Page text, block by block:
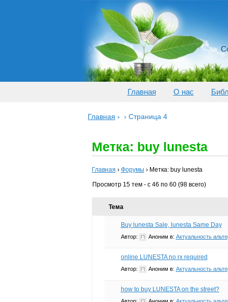
Главная О нас
Главная › › Страница 4
Метка: buy lunesta
Главная › Форумы › Метка: buy lunesta
Просмотр 15 тем - с 46 по 60 (98 всего)
Тема
Buy lunesta Sale, lunesta Same Day
Автор: Аноним в: Актуальность
online LUNESTA no rx required
Автор: Аноним в: Актуальность
how to buy LUNESTA on the street?
Автор: Аноним в: Актуальность